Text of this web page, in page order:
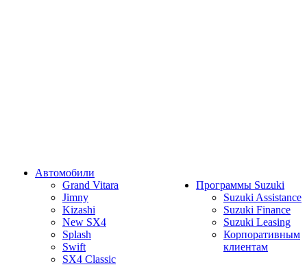
Автомобили
Grand Vitara
Jimny
Kizashi
New SX4
Splash
Swift
SX4 Classic
Программы Suzuki
Suzuki Assistance
Suzuki Finance
Suzuki Leasing
Корпоративным
клиентам